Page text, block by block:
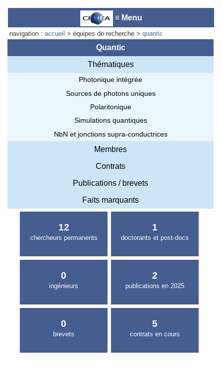
≡ Menu
navigation :accueil > équipes de recherche >quantic
Quantic
Thématiques
Photonique intégrée
Sources de photons uniques
Polaritonique
Simulations quantiques
NbN et jonctions supra-conductrices
Membres
Contrats
Publications / brevets
Faits marquants
12
chercheurs permanents
1
doctorants et post-docs
0
ingénieurs
2
publications en 2025
0
brevets
5
contrats en cours
Accueil du laboratoire :Anne-
Marie Cornuet
Téléphone: +33 4 93 95 42 00